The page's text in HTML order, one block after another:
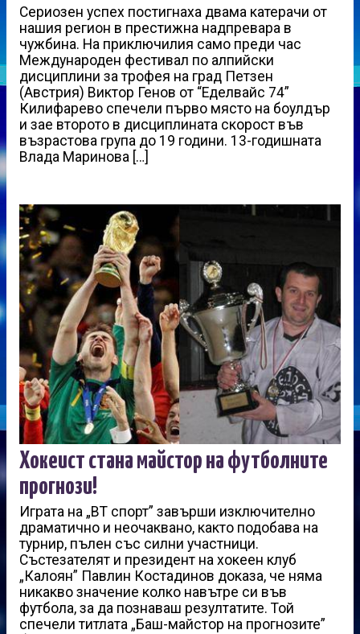
Сериозен успех постигнаха двама катерачи от
нашия регион в престижна надпревара в
чужбина. На приключилия само преди час
Международен фестивал по алпийски
дисциплини за трофея на град Петзен
(Австрия) Виктор Генов от “Еделвайс 74”
Килифарево спечели първо място на боулдър
и зае второто в дисциплината скорост във
възрастова група до 19 години. 13-годишната
Влада Маринова […]
Хокеист стана майстор на футболните
прогнози!
Играта на „ВТ спорт” завърши изключително
драматично и неочаквано, както подобава на
турнир, пълен със силни участници.
Състезателят и президент на хокеен клуб
„Калоян” Павлин Костадинов доказа, че няма
никакво значение колко навътре си във
футбола, за да познаваш резултатите. Той
спечели титлата „Баш-майстор на прогнозите”